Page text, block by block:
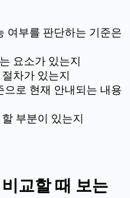
여부를 판단하는 기준은
요소가 있는지
차가 있는지
으로 현재 안내되는 내용
부분이 있는지
교할 때 보는